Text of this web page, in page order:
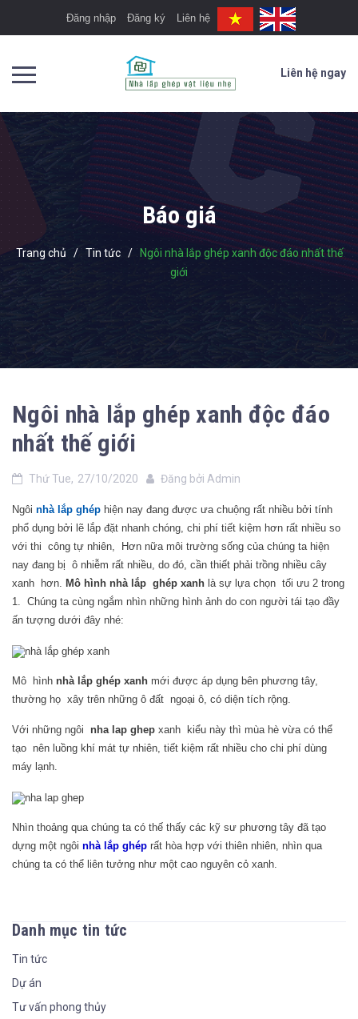
Đăng nhập Đăng ký Liên hệ
Liên hệ ngay
Báo giá
Trang chủ / Tin tức / Ngôi nhà lắp ghép xanh độc đáo nhất thế
giới
Ngôi nhà lắp ghép xanh độc đáo
nhất thế giới
Thứ Tue, 27/10/2020 Đăng bởi Admin
Ngôi nhà lắp ghép hiện nay đang được ưa chuộng rất nhiều bởi tính
phổ dụng bởi lẽ lắp đặt nhanh chóng, chi phí tiết kiệm hơn rất nhiều so
với thi công tự nhiên, Hơn nữa môi trường sống của chúng ta hiện
nay đang bị ô nhiễm rất nhiều, do đó, cần thiết phải trồng nhiều cây
xanh hơn. Mô hình nhà lắp ghép xanh là sự lựa chọn tối ưu 2 trong
1. Chúng ta cùng ngắm nhìn những hình ảnh do con người tái tạo đầy
ấn tượng dưới đây nhé:
Mô hình nhà lắp ghép xanh mới được áp dụng bên phương tây,
thường họ xây trên những ô đất ngoại ô, có diện tích rộng.
Với những ngôi nha lap ghep xanh kiểu này thì mùa hè vừa có thể
tạo nên luồng khí mát tự nhiên, tiết kiệm rất nhiều cho chi phí dùng
máy lạnh.
Nhìn thoảng qua chúng ta có thế thấy các kỹ sư phương tây đã tạo
dựng một ngôi nhà lắp ghép rất hòa hợp với thiên nhiên, nhìn qua
chúng ta có thể liên tưởng như một cao nguyên cỏ xanh.
Danh mục tin tức
Tin tức
Dự án
Tư vấn phong thủy